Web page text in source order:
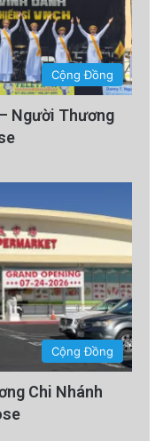
Cộng Đồng
Người Thương
Cộng Đồng
Chi Nhánh